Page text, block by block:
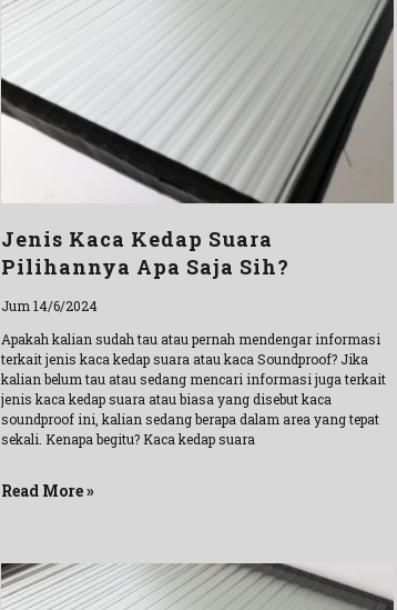
Jenis Kaca Kedap Suara
Pilihannya Apa Saja Sih?
Jum 14/6/2024
Apakah kalian sudah tau atau pernah mendengar informasi
terkait jenis kaca kedap suara atau kaca Soundproof? Jika
kalian belum tau atau sedang mencari informasi juga terkait
jenis kaca kedap suara atau biasa yang disebut kaca
soundproof ini, kalian sedang berapa dalam area yang tepat
sekali. Kenapa begitu? Kaca kedap suara
Read More »